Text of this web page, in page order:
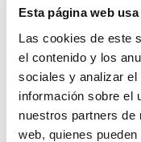
Esta página web
Las cookies de este
el contenido y los
sociales y analizar
información sobre el
nuestros partners de
web, quienes
¿Has olvidado tu